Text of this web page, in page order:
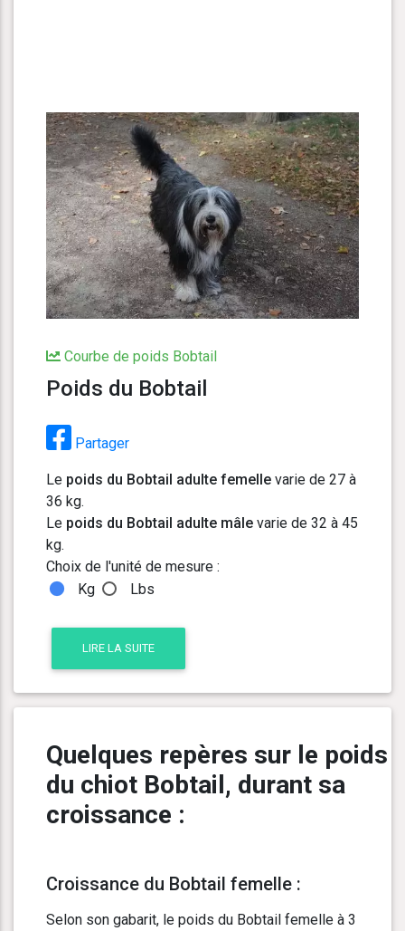
Courbe de poids Bobtail
Poids du Bobtail
Partager
Le poids du Bobtail adulte femelle varie de 27 à
36 kg.
Le poids du Bobtail adulte mâle varie de 32 à 45
kg.
Choix de l'unité de mesure :
Kg
Lbs
LIRE LA SUITE
Quelques repères sur le poids
du chiot Bobtail, durant sa
croissance :
Croissance du Bobtail femelle :
Selon son gabarit, le poids du Bobtail femelle à 3